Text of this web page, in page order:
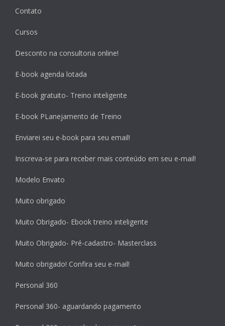
Contato
Cursos
Desconto na consultoria online!
E-book agenda lotada
E-book gratuito- Treino inteligente
E-book PLanejamento de Treino
Enviarei seu e-book para seu email!
Inscreva-se para receber mais conteúdo em seu e-mail!
Modelo Envato
Muito obrigado
Muito Obrigado- Ebook treino inteligente
Muito Obrigado- Pré-cadastro- Masterclass
Muito obrigado! Confira seu e-mail!
Personal 360
Personal 360- aguardando pagamento